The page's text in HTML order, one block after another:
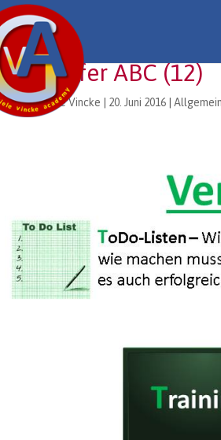
Verkäufer ABC (12)
vonGabriele Vincke 20. Juni 2016 |Allgemein